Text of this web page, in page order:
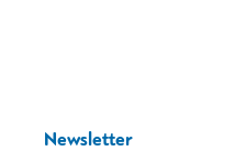
Newsletter